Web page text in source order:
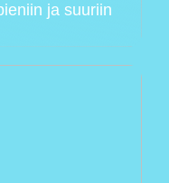
ja suuriin